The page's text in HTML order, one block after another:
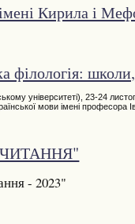
Кирила і
філологія:
університеті), 23-24
мови імені
ЧИТАННЯ"
- 2023"